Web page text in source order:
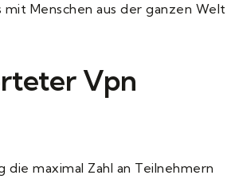
Menschen aus der ganzen Welt
Vpn
die maximal Zahl an Teilnehmern